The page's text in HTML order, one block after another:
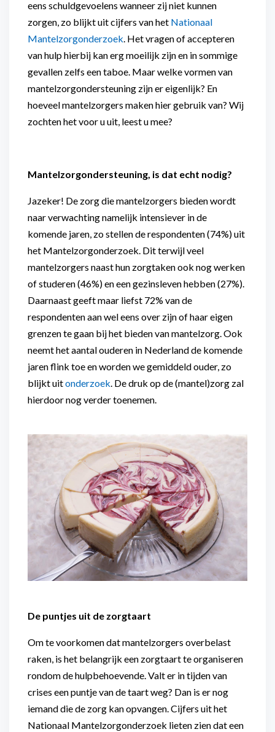
eens schuldgevoelens wanneer zij niet kunnen
zorgen, zo blijkt uit cijfers van het Nationaal
Mantelzorgonderzoek. Het vragen of accepteren
van hulp hierbij kan erg moeilijk zijn en in sommige
gevallen zelfs een taboe. Maar welke vormen van
mantelzorgondersteuning zijn er eigenlijk? En
hoeveel mantelzorgers maken hier gebruik van? Wij
zochten het voor u uit, leest u mee?
Mantelzorgondersteuning, is dat echt nodig?
Jazeker! De zorg die mantelzorgers bieden wordt
naar verwachting namelijk intensiever in de
komende jaren, zo stellen de respondenten (74%) uit
het Mantelzorgonderzoek. Dit terwijl veel
mantelzorgers naast hun zorgtaken ook nog werken
of studeren (46%) en een gezinsleven hebben (27%).
Daarnaast geeft maar liefst 72% van de
respondenten aan wel eens over zijn of haar eigen
grenzen te gaan bij het bieden van mantelzorg. Ook
neemt het aantal ouderen in Nederland de komende
jaren flink toe en worden we gemiddeld ouder, zo
blijkt uitonderzoek. De druk op de (mantel)zorg zal
hierdoor nog verder toenemen.
De puntjes uit de zorgtaart
Om te voorkomen dat mantelzorgers overbelast
raken, is het belangrijk een zorgtaart te organiseren
rondom de hulpbehoevende. Valt er in tijden van
crises een puntje van de taart weg? Dan is er nog
iemand die de zorg kan opvangen. Cijfers uit het
Nationaal Mantelzorgonderzoek lieten zien dat een